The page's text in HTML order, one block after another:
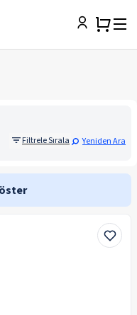
Filtrele Sırala Yeniden Ara